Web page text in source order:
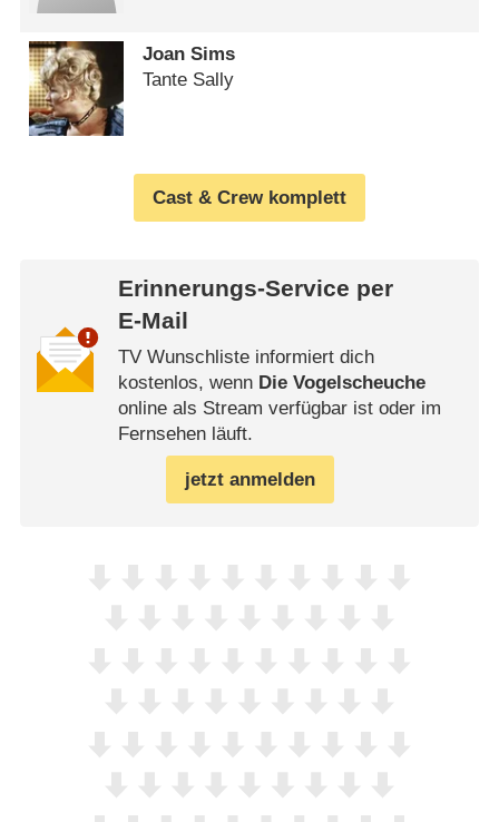
Joan Sims
Tante Sally
Cast & Crew komplett
Erinnerungs-Service per
E-Mail
TV Wunschliste informiert dich
kostenlos, wenn Die Vogelscheuche
online als Stream verfügbar ist oder im
Fernsehen läuft.
jetzt anmelden